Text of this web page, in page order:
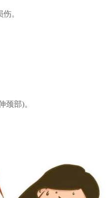
。
部)。